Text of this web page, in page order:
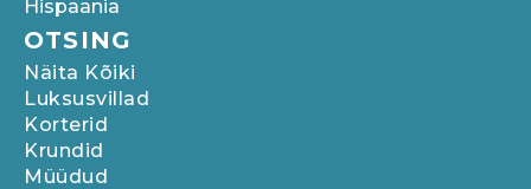
Hispaania
OTSING
Näita Kõiki
Luksusvillad
Korterid
Krundid
Müüdud